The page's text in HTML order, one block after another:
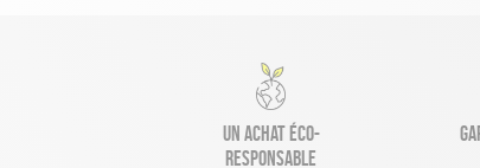
Un achat éco-
responsable